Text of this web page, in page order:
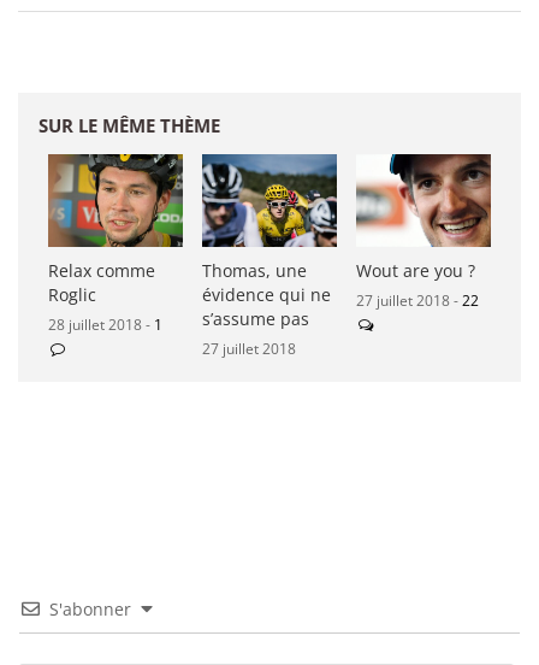
SUR LE MÊME THÈME
Relax comme
Roglic
28 juillet 2018 - 1
Thomas, une
évidence qui ne
s’assume pas
27 juillet 2018
Wout are you ?
27 juillet 2018 -22
S'abonner